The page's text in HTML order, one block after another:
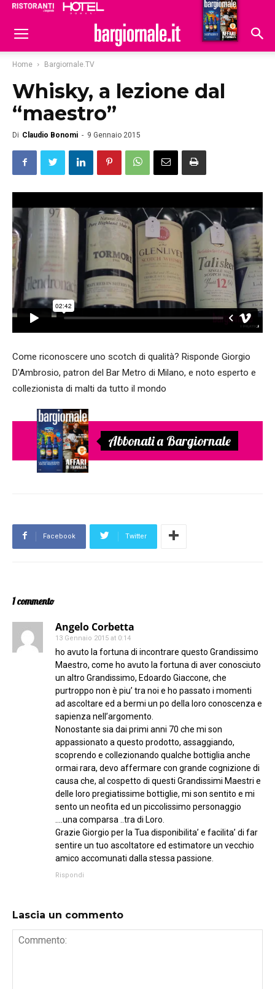
Hoteldomani
Home Bargiornale.TV
Whisky, a lezione dal
“maestro”
Di Claudio Bonomi - 9 Gennaio 2015
Come riconoscere uno scotch di qualità? Risponde Giorgio
D'Ambrosio, patron del Bar Metro di Milano, e noto esperto e
collezionista di malti da tutto il mondo
Abbonati a Bargiornale
Facebook Twitter
1 commento
Angelo Corbetta
13 Gennaio 2015 at 0:14
ho avuto la fortuna di incontrare questo Grandissimo
Maestro, come ho avuto la fortuna di aver conosciuto
un altro Grandissimo, Edoardo Giaccone, che
purtroppo non è piu’ tra noi e ho passato i momenti
ad ascoltare ed a bermi un po della loro conoscenza e
sapienza nell’argomento.
Nonostante sia dai primi anni 70 che mi son
appassionato a questo prodotto, assaggiando,
scoprendo e collezionando qualche bottiglia anche
ormai rara, devo affermare con grande cognizione di
causa che, al cospetto di questi Grandissimi Maestri e
delle loro pregiatissime bottiglie, mi son sentito e mi
sento un neofita ed un piccolissimo personaggio
….una comparsa ..tra di Loro.
Grazie Giorgio per la Tua disponibilita’ e facilita’ di far
sentire un tuo ascoltatore ed estimatore un vecchio
amico accomunati dalla stessa passione.
Rispondi
Lascia un commento